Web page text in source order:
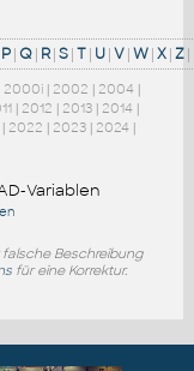
P|Q| R|S|T| U|V|W|X|Z|
2000i | 2002 | 2004 |
| 2012 | 2013| 2014|
2022 | 2023| 2024|
Variablen
Beschreibung
für eine Korrektur.